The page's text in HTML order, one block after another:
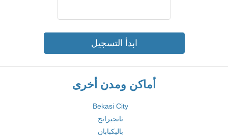
ابدأ التسجيل
أماكن ومدن أخرى
Bekasi City
تانجيرانج
باليكبابان